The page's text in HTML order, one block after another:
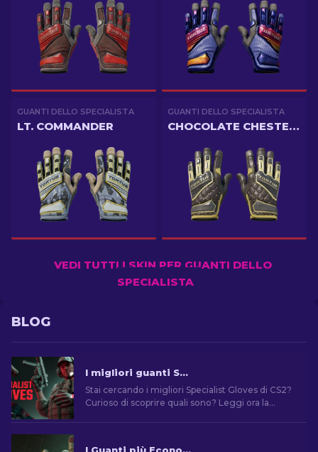
GUANTI DELLO SPECIALISTA
LT. COMMANDER
GUANTI DELLO SPECIALISTA
CHOCOLATE CHESTERFIELD
VEDI TUTTI I SKIN PER GUANTI DELLO
SPECIALISTA
BLOG
I migliori guanti Specialist da usare in CS2: Classifica
Stai cercando i migliori Specialist Gloves di CS2?
Curioso di scoprire quali sono? Leggi ora la